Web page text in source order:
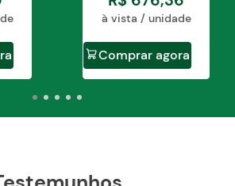
à vista / unidade
Comprar agora